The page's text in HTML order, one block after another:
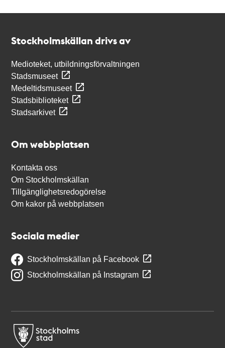
Stockholmskällan drivs av
Medioteket, utbildningsförvaltningen
Stadsmuseet
Medeltidsmuseet
Stadsbiblioteket
Stadsarkivet
Om webbplatsen
Kontakta oss
Om Stockholmskällan
Tillgänglighetsredogörelse
Om kakor på webbplatsen
Sociala medier
Stockholmskällan på Facebook
Stockholmskällan på Instagram